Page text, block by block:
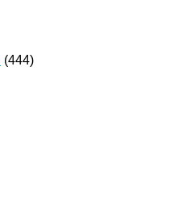
(444)